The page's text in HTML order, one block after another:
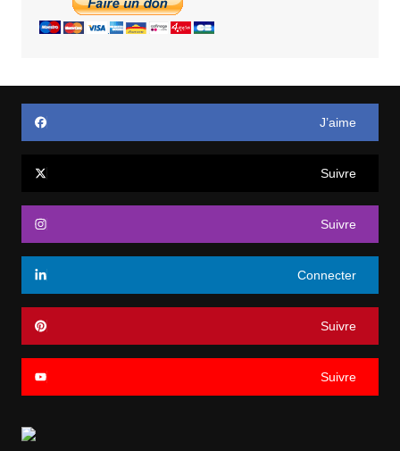
J’aime
Suivre
Suivre
Connecter
Suivre
Suivre